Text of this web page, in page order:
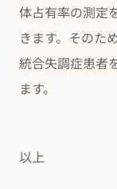
体占有率の測定
きます。そのた
統合失調症患者
ます。
以上